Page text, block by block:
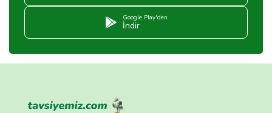
Google Play'den
İndir